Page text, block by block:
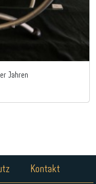
Jahren
Kontakt